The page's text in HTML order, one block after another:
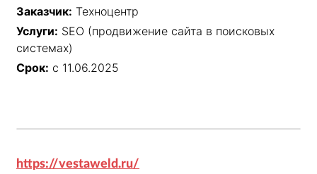
Заказчик: Техноцентр
Услуги: SEO (продвижение сайта в поисковых
системах)
Срок: с 11.06.2025
https://vestaweld.ru/